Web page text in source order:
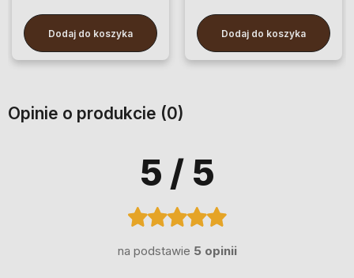
Dodaj do koszyka Dodaj do koszyka
Opinie o produkcie (0)
5 / 5
na podstawie 5 opinii